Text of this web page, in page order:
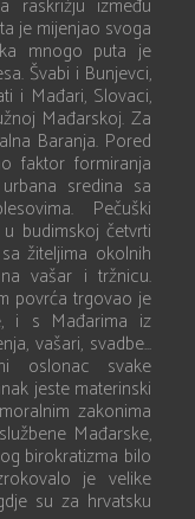
raskrižju između
je mijenjao svoga
mnogo puta je
Švabi i Bunjevci,
i Mađari, Slovaci,
Mađarskoj. Za
Baranja. Pored
faktor formiranja
sredina sa
Pečuški
budimskoj četvrti
žiteljima okolnih
vašar i tržnicu.
povrća trgovao je
i s Mađarima iz
vašari, svadbe...
oslonac svake
jeste materinski
zakonima
Mađarske,
birokratizma bilo
je velike
su za hrvatsku